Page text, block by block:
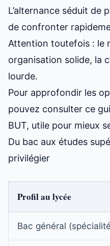
L’alternance séduit de
de confronter
Attention toutefois : le
organisation solide, la
lourde.
Pour approfondir les
pouvez consulter ce
BUT, utile pour mieux
Du bac aux études
privilégier
Profil au lycée
Bac général